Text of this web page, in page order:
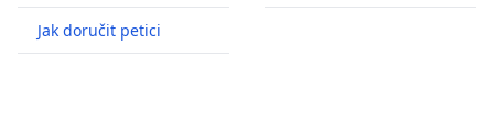
Jak doručit petici